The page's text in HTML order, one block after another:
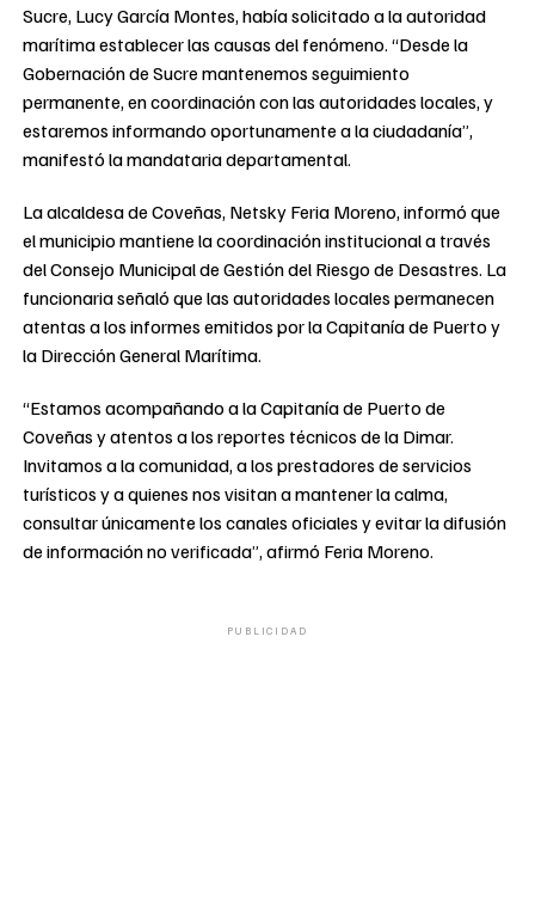
Sucre, Lucy García Montes, había solicitado a la autoridad
marítima establecer las causas del fenómeno. “Desde la
Gobernación de Sucre mantenemos seguimiento
permanente, en coordinación con las autoridades locales, y
estaremos informando oportunamente a la ciudadanía”,
manifestó la mandataria departamental.
La alcaldesa de Coveñas, Netsky Feria Moreno, informó que
el municipio mantiene la coordinación institucional a través
del Consejo Municipal de Gestión del Riesgo de Desastres. La
funcionaria señaló que las autoridades locales permanecen
atentas a los informes emitidos por la Capitanía de Puerto y
la Dirección General Marítima.
“Estamos acompañando a la Capitanía de Puerto de
Coveñas y atentos a los reportes técnicos de la Dimar.
Invitamos a la comunidad, a los prestadores de servicios
turísticos y a quienes nos visitan a mantener la calma,
consultar únicamente los canales oficiales y evitar la difusión
de información no verificada”, afirmó Feria Moreno.
PUBLICIDAD